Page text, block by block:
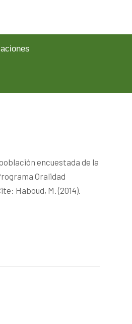
encuestada de la
Oralidad
Haboud, M. (2014).